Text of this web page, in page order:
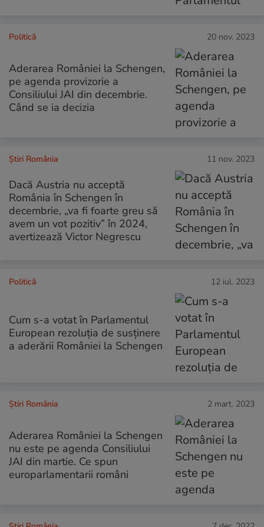
Politică 20 nov. 2023
Aderarea României la Schengen,
pe agenda provizorie a
Consiliului JAI din decembrie.
Când se ia decizia
Știri România 11 nov. 2023
Dacă Austria nu acceptă
România în Schengen în
decembrie, „va fi foarte greu să
avem un vot pozitiv” în 2024,
avertizează Victor Negrescu
Politică 12 iul. 2023
Cum s-a votat în Parlamentul
European rezoluția de susținere
a aderării României la Schengen
Știri România 2 mart. 2023
Aderarea României la Schengen
nu este pe agenda Consiliului
JAI din martie. Ce spun
europarlamentarii români